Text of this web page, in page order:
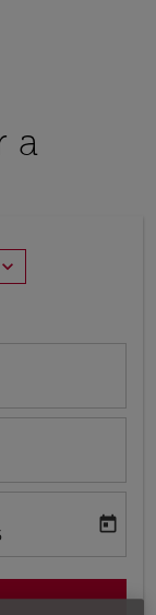
a
expand_more
date-aria-label
today